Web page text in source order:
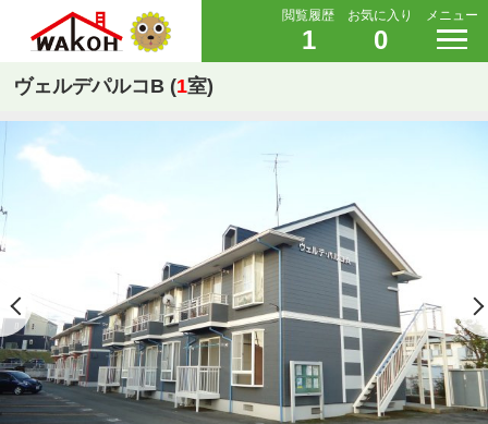
閲覧履歴
1
お気に入り
0
メニュー
ヴェルデパルコB (1室)